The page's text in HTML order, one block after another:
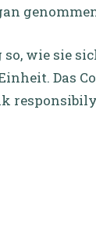
wie sie
Das
responsibily